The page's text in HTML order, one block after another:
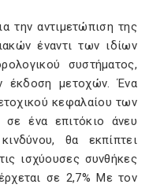
την αντιμετώπιση της
έναντι των ιδίων
συστήματος,
έκδοση μετοχών. Ένα
κεφαλαίου των
σε ένα επιτόκιο άνευ
θα εκπίπτει
ισχύουσες συνθήκες
σε 2,7% Με τον